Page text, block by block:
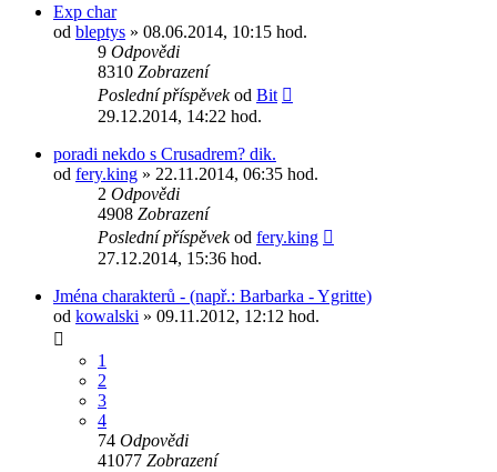
Exp char
od bleptys » 08.06.2014, 10:15 hod.
9 Odpovědi
8310 Zobrazení
Poslední příspěvekod Bit
29.12.2014, 14:22 hod.
poradi nekdo s Crusadrem? dik.
od fery.king » 22.11.2014, 06:35 hod.
2 Odpovědi
4908 Zobrazení
Poslední příspěvekod fery.king
27.12.2014, 15:36 hod.
Jména charakterů - (např.: Barbarka - Ygritte)
od kowalski » 09.11.2012, 12:12 hod.
1
2
3
4
74 Odpovědi
41077 Zobrazení